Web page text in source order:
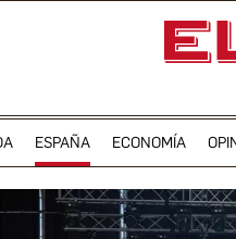
ESPAÑA ECONOMÍA